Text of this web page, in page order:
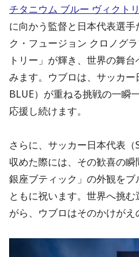
チタニウム ブルー ヴィクト
に向かう監督と日本代表選
ク・フュージョン クロノグ
トリー」が輝き、世界の舞
みます。ウブロは、サッカ
BLUE）が重ねる挑戦の一瞬
応援し続けます。
さらに、サッカー日本代表
収めた際には、その歓喜の
銀座ブティック」の外観を
ともに祝います。世界へ挑
がら、ウブロはそのかけがえ